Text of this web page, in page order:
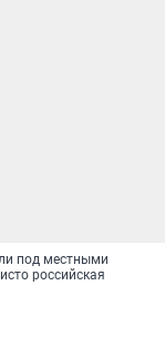
под местными
российская